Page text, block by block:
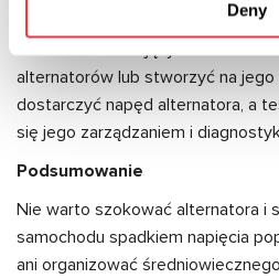
Deny
pomocą MS015COM można
możliwości istniejących
alternatorów lub stworzyć na
dostarczyć napęd alternatora, a
się jego zarządzaniem i
Podsumowanie
Nie warto szokować alternatora i
samochodu spadkiem napięcia
ani organizować